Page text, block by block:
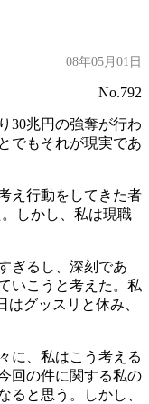
08年05月01日
No.792
30兆円の強奪が行わ
でもそれが現実であ
え行動をしてきた者
しかし、私は現職
ぎるし、深刻であ
いこうと考えた。私
グッスリと休み、
に、私はこう考える
回の件に関する私の
と思う。しかし、